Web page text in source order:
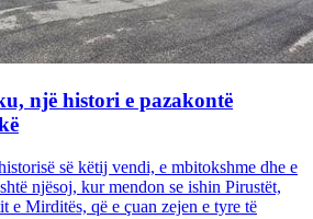
një histori e pazakontë
së këtij vendi, e mbitokshme dhe e
njësoj, kur mendon se ishin Pirustët,
e Mirditës, që e çuan zejen e tyre të